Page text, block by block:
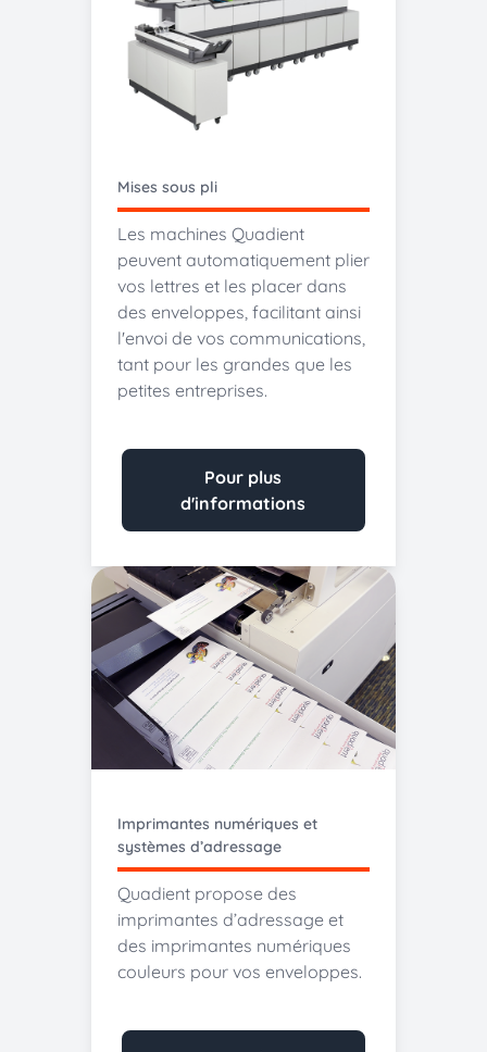
Mises sous pli
Les machines Quadient
peuvent automatiquement plier
vos lettres et les placer dans
des enveloppes, facilitant ainsi
l'envoi de vos communications,
tant pour les grandes que les
petites entreprises.
Pour plus
d'informations
Imprimantes numériques et
systèmes d’adressage
Quadient propose des
imprimantes d’adressage et
des imprimantes numériques
couleurs pour vos enveloppes.